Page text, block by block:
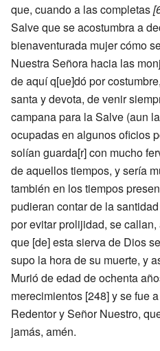
que, cuando a las completas
Salve que se acostumbra a
bienaventurada mujer cómo
Nuestra Señora hacia las
de aquí q[ue]dó por
santa y devota, de venir
campana para la Salve (aun
ocupadas en algunos oficios
solían guarda[r] con mucho
de aquellos tiempos, y sería
también en los tiempos
pudieran contar de la
por evitar prolijidad, se
que [de] esta sierva de Dios
supo la hora de su muerte, y
Murió de edad de ochenta
merecimientos [248] y se fue
Redentor y Señor Nuestro,
jamás, amén.